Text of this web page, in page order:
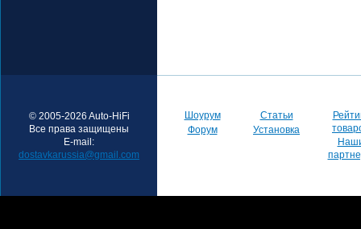
© 2005-2026 Auto-HiFi
Все права защищены
E-mail:
dostavkarussia@gmail.com
Шоурум
Форум
Статьи
Установка